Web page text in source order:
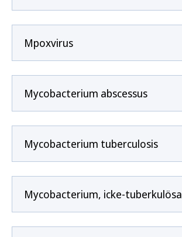
Mpoxvirus
Mycobacterium abscessus
Mycobacterium tuberculosis
Mycobacterium, icke-tuberkulösa